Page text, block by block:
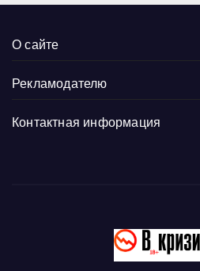
О сайте
Рекламодателю
Контактная информация